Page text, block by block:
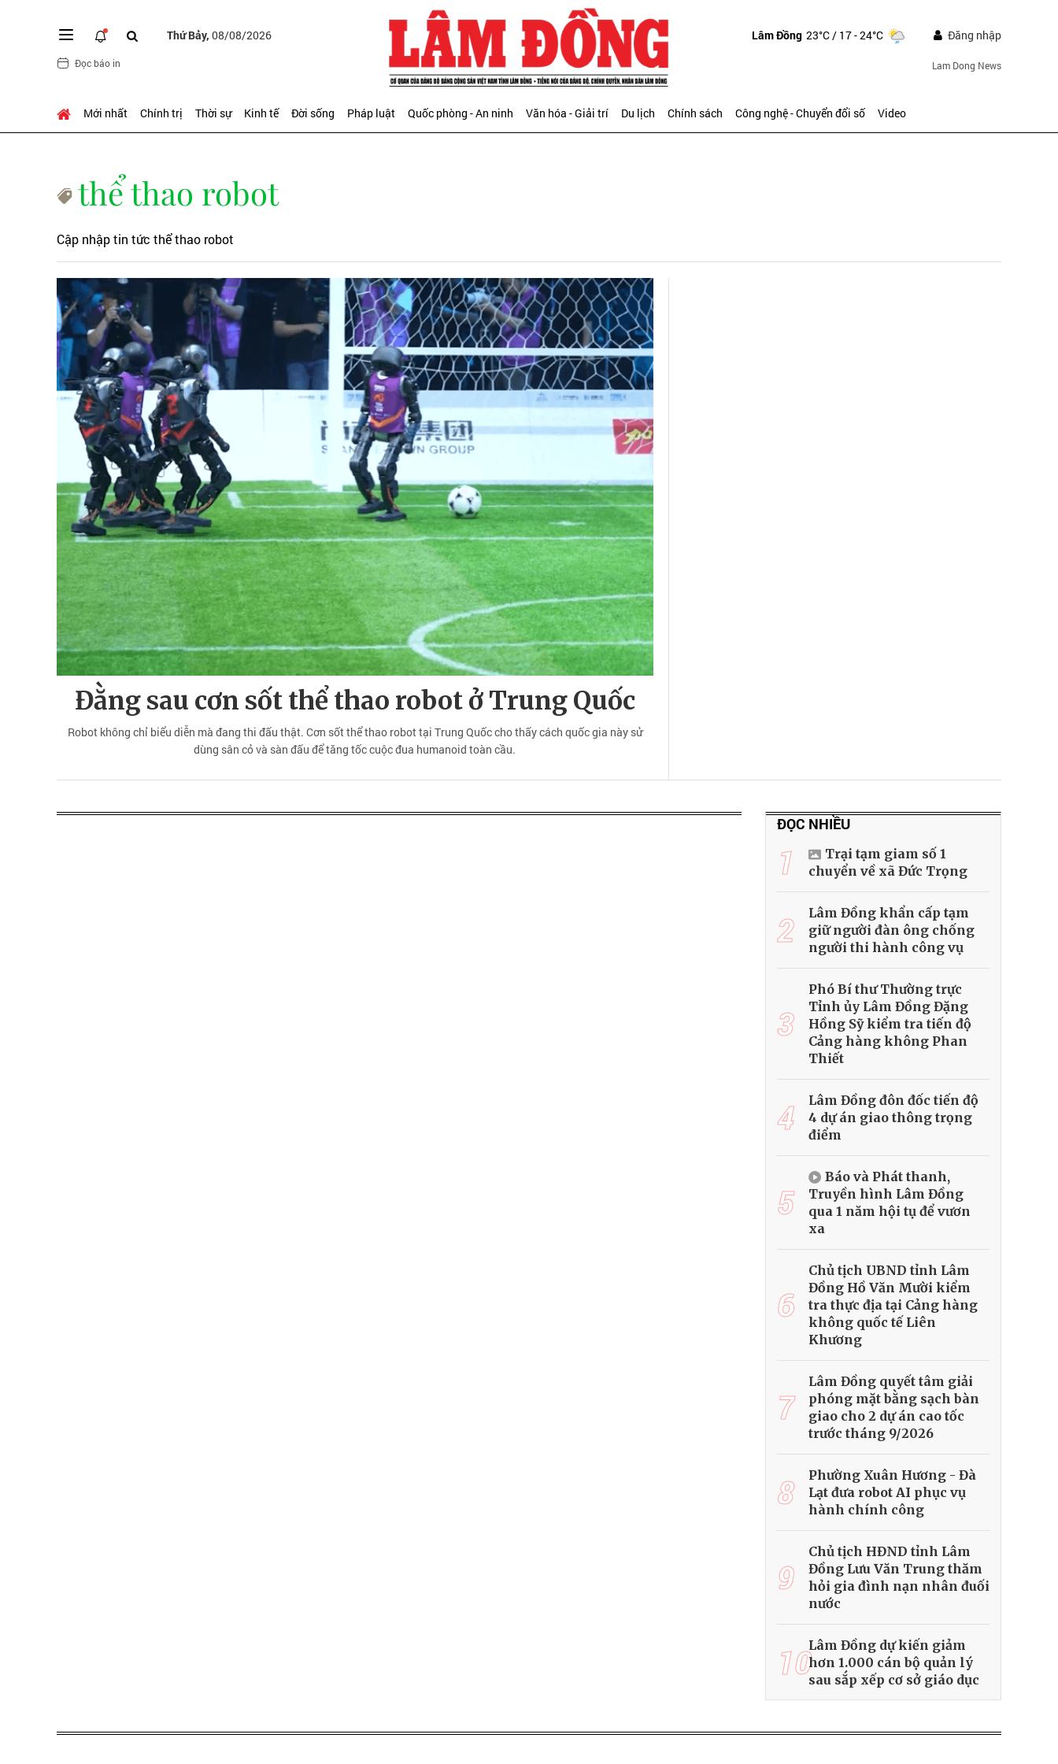
Thứ Bảy, 08/08/2026
Đọc báo in
Lâm Đồng 23°C/ 17 - 24°C Đăng nhập
Lam Dong News
Mới nhất Chính trị Thời sự Kinh tế Đời sống Pháp luật Quốc phòng - An ninh Văn hóa - Giải trí Du lịch Chính sách Công nghệ - Chuyển đổi số Video
thể thao robot
Cập nhập tin tức thể thao robot
Đằng sau cơn sốt thể thao robot ở Trung Quốc
Robot không chỉ biểu diễn mà đang thi đấu thật. Cơn sốt thể thao robot tại Trung Quốc cho thấy cách quốc gia này sử
dùng sân cỏ và sàn đấu để tăng tốc cuộc đua humanoid toàn cầu.
ĐỌC NHIỀU
1
Trại tạm giam số 1
chuyển về xã Đức Trọng
2
Lâm Đồng khẩn cấp tạm
giữ người đàn ông chống
người thi hành công vụ
3
Phó Bí thư Thường trực
Tỉnh ủy Lâm Đồng Đặng
Hồng Sỹ kiểm tra tiến độ
Cảng hàng không Phan
Thiết
4
Lâm Đồng đôn đốc tiến độ
4 dự án giao thông trọng
điểm
5
Báo và Phát thanh,
Truyền hình Lâm Đồng
qua 1 năm hội tụ để vươn
xa
6
Chủ tịch UBND tỉnh Lâm
Đồng Hồ Văn Mười kiểm
tra thực địa tại Cảng hàng
không quốc tế Liên
Khương
7
Lâm Đồng quyết tâm giải
phóng mặt bằng sạch bàn
giao cho 2 dự án cao tốc
trước tháng 9/2026
8
Phường Xuân Hương - Đà
Lạt đưa robot AI phục vụ
hành chính công
9
Chủ tịch HĐND tỉnh Lâm
Đồng Lưu Văn Trung thăm
hỏi gia đình nạn nhân đuối
nước
10Lâm Đồng dự kiến giảm
hơn 1.000 cán bộ quản lý
sau sắp xếp cơ sở giáo dục